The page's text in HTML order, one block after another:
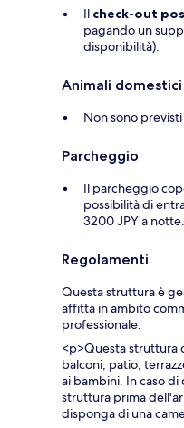
Il check-out
pagando un
disponibilità).
Animali domestici
Non sono
Parcheggio
Il parcheggio
possibilità di
3200 JPY a notte.
Regolamenti
Questa struttura è
affitta in ambito
professionale.
<p>Questa struttura
balconi, patio,
ai bambini. In caso
struttura prima
disponga di una